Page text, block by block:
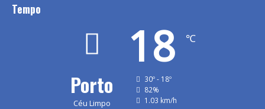
Tempo
Porto
Céu Limpo
18 ℃
30º - 18º
82%
1.03 km/h